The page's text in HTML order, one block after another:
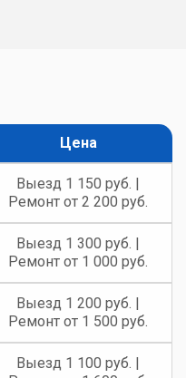
Цена
Выезд 1 150 руб. |
Ремонт от 2 200 руб.
Выезд 1 300 руб. |
Ремонт от 1 000 руб.
Выезд 1 200 руб. |
Ремонт от 1 500 руб.
Выезд 1 100 руб. |